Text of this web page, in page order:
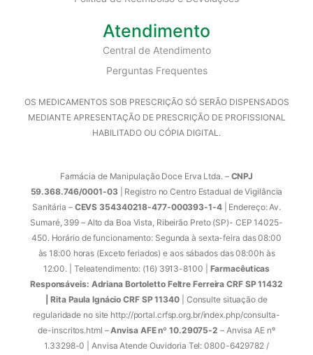
Atendimento
Central de Atendimento
Perguntas Frequentes
OS MEDICAMENTOS SOB PRESCRIÇÃO SÓ SERÃO DISPENSADOS
MEDIANTE APRESENTAÇÃO DE PRESCRIÇÃO DE PROFISSIONAL
HABILITADO OU CÓPIA DIGITAL.
Farmácia de Manipulação Doce Erva Ltda. – CNPJ
59.368.746/0001-03| Registro no Centro Estadual de Vigilância
Sanitária –CEVS 354340218-477-000393-1-4| Endereço: Av.
Sumaré, 399 – Alto da Boa Vista, Ribeirão Preto (SP)- CEP 14025-
450. Horário de funcionamento: Segunda à sexta-feira das 08:00
às 18:00 horas (Exceto feriados) e aos sábados das 08:00h às
12:00. | Teleatendimento: (16) 3913-8100 | Farmacêuticas
Responsáveis: Adriana Bortoletto Feltre Ferreira CRF SP 11432
| Rita Paula Ignácio CRF SP 11340 | Consulte situação de
regularidade no site http://portal.crfsp.org.br/index.php/consulta-
de-inscritos.html –Anvisa AFE nº 10.29075-2 – Anvisa AE nº
1.33298-0 | Anvisa Atende Ouvidoria Tel: 0800-6429782 /